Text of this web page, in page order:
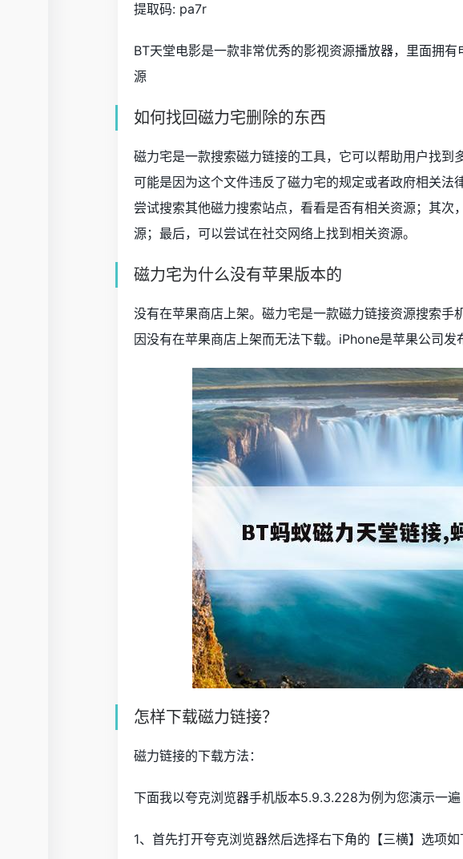
提取码: pa7r
BT天堂电影是一款非常优秀的影视资源播放器，里面拥
源
如何找回磁力宅删除的东西
磁力宅是一款搜索磁力链接的工具，它可以帮助用户找到
可能是因为这个文件违反了磁力宅的规定或者政府相关法
尝试搜索其他磁力搜索站点，看看是否有相关资源；其
源；最后，可以尝试在社交网络上找到相关资源。
磁力宅为什么没有苹果版本的
没有在苹果商店上架。磁力宅是一款磁力链接资源搜索
因没有在苹果商店上架而无法下载。iPhone是苹果公司发
怎样下载磁力链接？
磁力链接的下载方法：
下面我以夸克浏览器手机版本5.9.3.228为例为您演示一遍
1、首先打开夸克浏览器然后选择右下角的【三横】选项如